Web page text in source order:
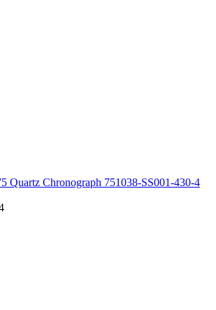
Quartz Chronograph 751038-SS001-430-4